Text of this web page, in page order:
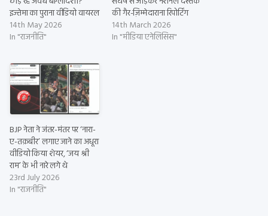
इज्तेमा का पुराना वीडियो वायरल
14th May 2026
In "राजनीति"
की गैर-ज़िम्मेदाराना रिपोर्टिंग
14th March 2026
In "मीडिया एनेलिसिस"
BJP नेता ने जंतर-मंतर पर ‘नारा-
ए-तक़बीर’ लगाए जाने का अधूरा
वीडियो किया शेयर, ‘जय श्री
राम’ के भी नारे लगे थे
23rd July 2026
In "राजनीति"